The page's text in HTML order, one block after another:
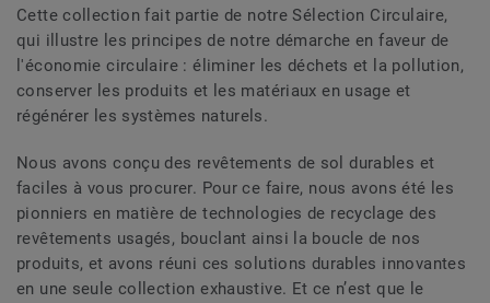
Cette collection fait partie de notre Sélection Circulaire,
qui illustre les principes de notre démarche en faveur de
l'économie circulaire : éliminer les déchets et la pollution,
conserver les produits et les matériaux en usage et
régénérer les systèmes naturels.
Nous avons conçu des revêtements de sol durables et
faciles à vous procurer. Pour ce faire, nous avons été les
pionniers en matière de technologies de recyclage des
revêtements usagés, bouclant ainsi la boucle de nos
produits, et avons réuni ces solutions durables innovantes
en une seule collection exhaustive. Et ce n’est que le